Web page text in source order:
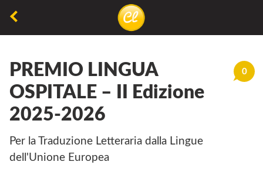
non
permette
camminare,
ma
permette
0
PREMIO LINGUA
OSPITALE – II Edizione
2025-2026
Per la Traduzione Letteraria dalla Lingue
dell'Unione Europea